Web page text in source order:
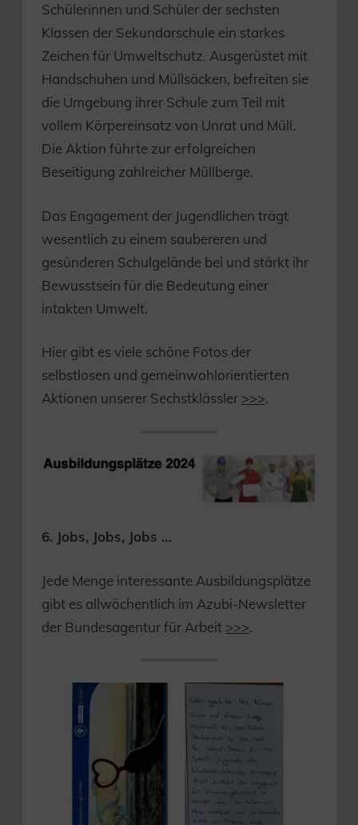
Schülerinnen und Schüler der sechsten
Klassen der Sekundarschule ein starkes
Zeichen für Umweltschutz. Ausgerüstet mit
Handschuhen und Müllsäcken, befreiten sie
die Umgebung ihrer Schule zum Teil mit
vollem Körpereinsatz von Unrat und Müll.
Die Aktion führte zur erfolgreichen
Beseitigung zahlreicher Müllberge.
Das Engagement der Jugendlichen trägt
wesentlich zu einem saubereren und
gesünderen Schulgelände bei und stärkt ihr
Bewusstsein für die Bedeutung einer
intakten Umwelt.
Hier gibt es viele schöne Fotos der
selbstlosen und gemeinwohlorientierten
Aktionen unserer Sechstklässler >>>.
6. Jobs, Jobs, Jobs …
Jede Menge interessante Ausbildungsplätze
gibt es allwöchentlich im Azubi-Newsletter
der Bundesagentur für Arbeit >>>.